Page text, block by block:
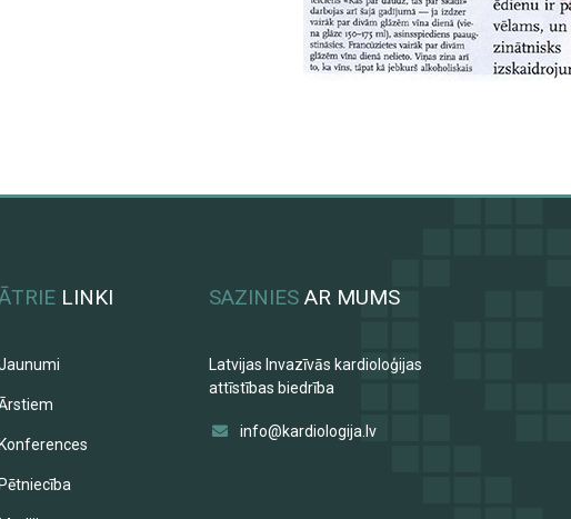
LINKI
Konferences
Pētniecība
SAZINIES AR MUMS
Latvijas Invazīvās kardioloģijas
attīstības biedrība
info@kardiologija.lv